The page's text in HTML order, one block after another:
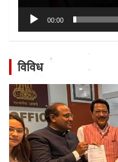
00:00
विविध